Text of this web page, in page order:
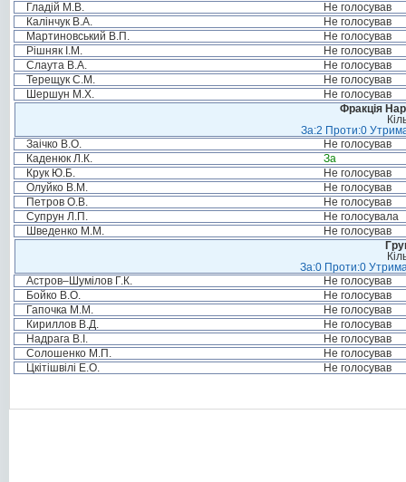
Гладій М.В.
Не голосував
Калінчук В.А.
Не голосував
Мартиновський В.П.
Не голосував
Рішняк І.М.
Не голосував
Слаута В.А.
Не голосував
Терещук С.М.
Не голосував
Шершун М.Х.
Не голосував
Фракція
За:2 Проти:0
Заічко В.О.
Не голосував
Каденюк Л.К.
За
Крук Ю.Б.
Не голосував
Олуйко В.М.
Не голосував
Петров О.В.
Не голосував
Супрун Л.П.
Не голосувала
Шведенко М.М.
Не голосував
За:0 Проти:0
Астров–Шумілов Г.К.
Не голосував
Бойко В.О.
Не голосував
Гапочка М.М.
Не голосував
Кириллов В.Д.
Не голосував
Надрага В.І.
Не голосував
Солошенко М.П.
Не голосував
Цкітішвілі Е.О.
Не голосував